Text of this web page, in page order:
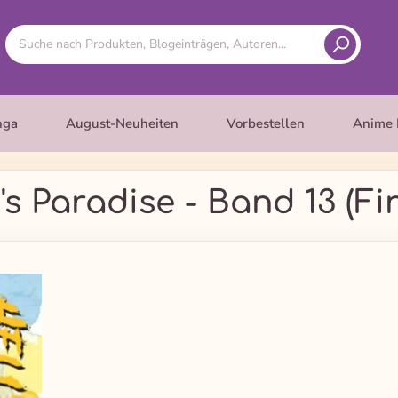
August-Neuheiten Vorbestellen Anime
Paradise - Band 13